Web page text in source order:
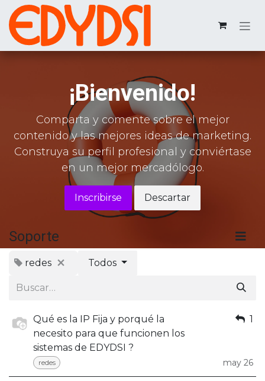
Ir al contenido
¡Bienvenido!
Comparta y comente sobre el mejor
contenido y las mejores ideas de marketing.
Construya su perfil profesional y conviértase
en un mejor mercadólogo.
Inscribirse Descartar
Soporte
redes Todos
Qué es la IP Fija y porqué la
necesito para que funcionen los
sistemas de EDYDSI ?
redes
1
may 26